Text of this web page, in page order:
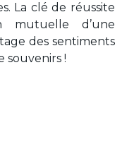
La clé de réussite
mutuelle d’une
des sentiments
souvenirs !